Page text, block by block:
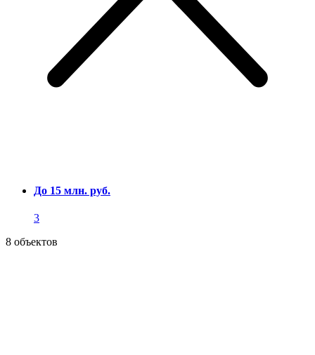
До 15 млн. руб.
3
8 объектов